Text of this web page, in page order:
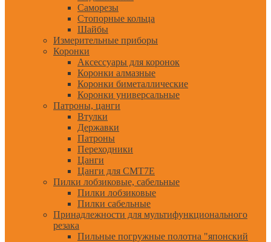
Саморезы
Стопорные кольца
Шайбы
Измерительные приборы
Коронки
Аксессуары для коронок
Коронки алмазные
Коронки биметаллические
Коронки универсальные
Патроны, цанги
Втулки
Державки
Патроны
Переходники
Цанги
Цанги для CMT7E
Пилки лобзиковые, сабельные
Пилки лобзиковые
Пилки сабельные
Принадлежности для мультифункционального
резака
Пильные погружные полотна "японский